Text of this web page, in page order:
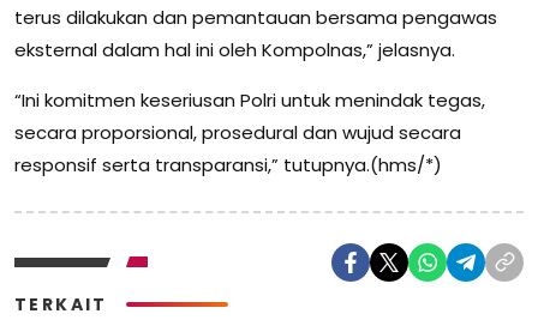
terus dilakukan dan pemantauan bersama pengawas
eksternal dalam hal ini oleh Kompolnas,” jelasnya.
“Ini komitmen keseriusan Polri untuk menindak tegas,
secara proporsional, prosedural dan wujud secara
responsif serta transparansi,” tutupnya.(hms/*)
TERKAIT